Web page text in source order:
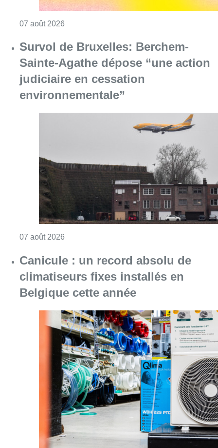
07 août 2026
Survol de Bruxelles: Berchem-
Sainte-Agathe dépose “une action
judiciaire en cessation
environnementale”
07 août 2026
Canicule : un record absolu de
climatiseurs fixes installés en
Belgique cette année